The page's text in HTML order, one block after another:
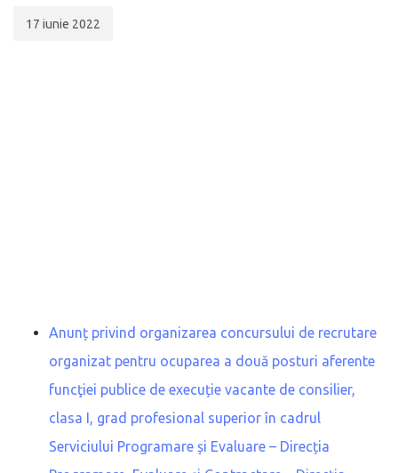
17 iunie 2022
Anunț privind organizarea concursului de recrutare
organizat pentru ocuparea a două posturi aferente
funcţiei publice de execuție vacante de consilier,
clasa I, grad profesional superior în cadrul
Serviciului Programare și Evaluare – Direcția